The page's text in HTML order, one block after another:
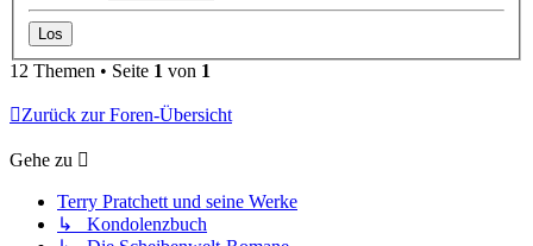
12 Themen • Seite 1 von 1
Zurück zur Foren-Übersicht
Gehe zu
Terry Pratchett und seine Werke
↳ Kondolenzbuch